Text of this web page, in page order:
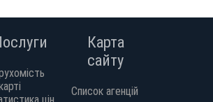
Карта
сайту
Список агенцій